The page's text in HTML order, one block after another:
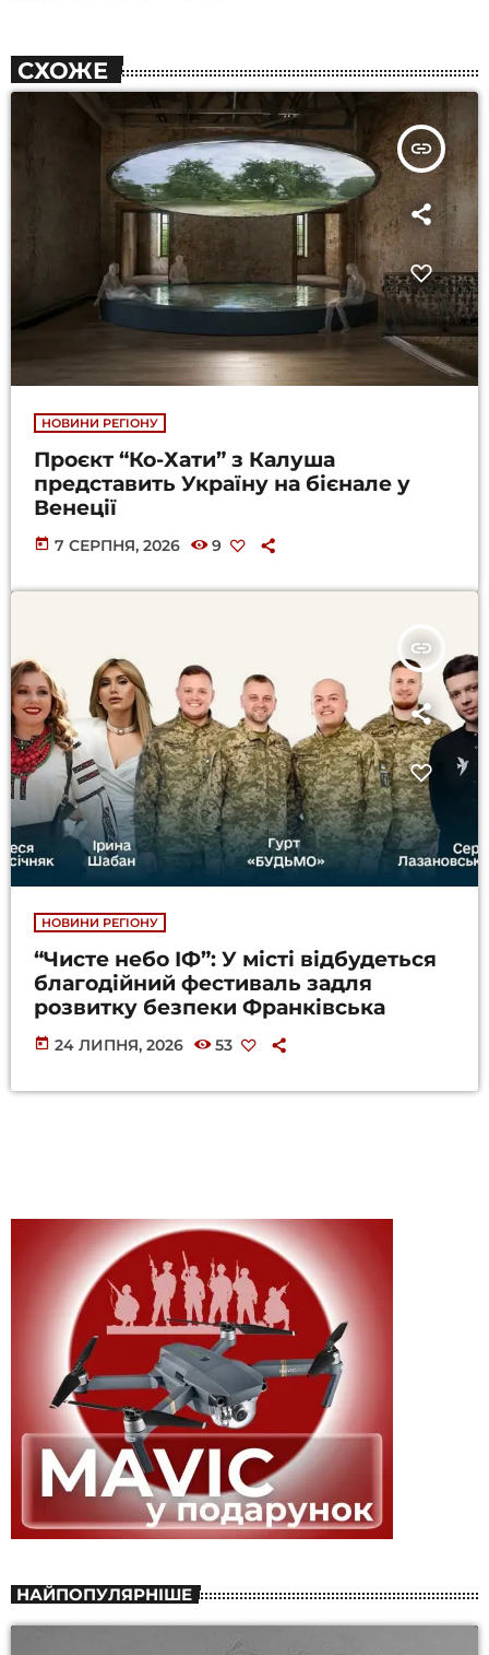
СХОЖЕ
insert_link
НОВИНИ РЕГІОНУ
Проєкт “Ко-Хати” з Калуша
представить Україну на бієнале у
Венеції
today 7 СЕРПНЯ, 2026 9
insert_link
НОВИНИ РЕГІОНУ
“Чисте небо ІФ”: У місті відбудеться
благодійний фестиваль задля
розвитку безпеки Франківська
today 24 ЛИПНЯ, 2026 53
НАЙПОПУЛЯРНІШЕ